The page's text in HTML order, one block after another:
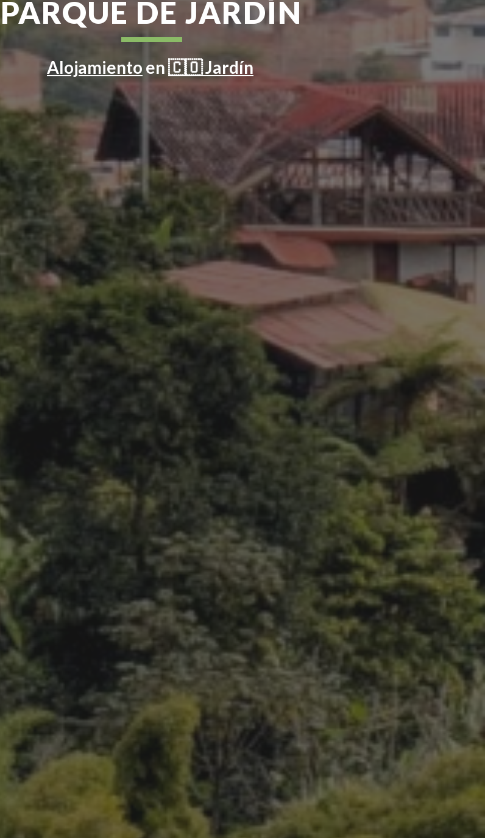
PARQUE DE JARDÍN
Alojamiento en🇨🇴 Jardín